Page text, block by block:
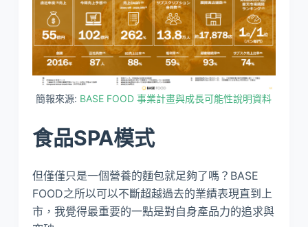
簡報來源: BASE FOOD 事業計畫與成長可能性說明資料
食品SPA模式
但僅僅只是一個營養的麵包就足夠了嗎？BASE
FOOD之所以可以不斷超越過去的業績表現直到上
市，我覺得最重要的一點是對自身產品力的追求與